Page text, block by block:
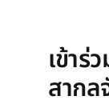
เข้าร่
สากล